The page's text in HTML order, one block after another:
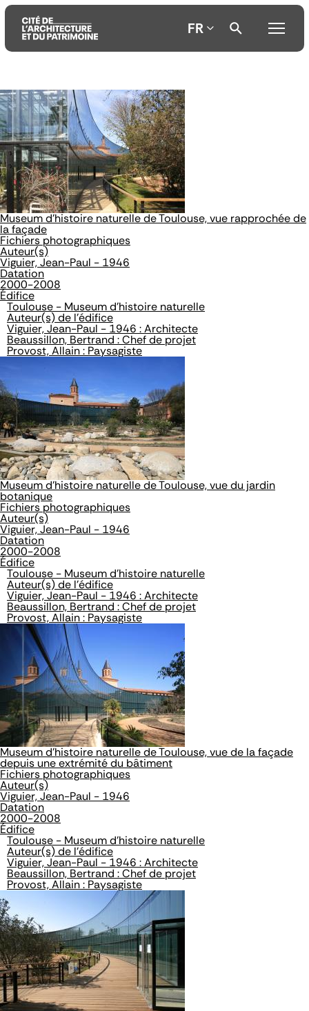
Aller
au
contenu
principal
Aller
au
menu
principal
Aller
à
la
recherche
FR
Museum d'histoire naturelle de Toulouse, vue rapprochée de
la façade
Fichiers photographiques
Auteur(s)
Viguier, Jean-Paul - 1946
Datation
2000-2008
Édifice
Toulouse - Museum d'histoire naturelle
Auteur(s) de l'édifice
Viguier, Jean-Paul - 1946 : Architecte
Beaussillon, Bertrand : Chef de projet
Provost, Allain : Paysagiste
Museum d'histoire naturelle de Toulouse, vue du jardin
botanique
Fichiers photographiques
Auteur(s)
Viguier, Jean-Paul - 1946
Datation
2000-2008
Édifice
Toulouse - Museum d'histoire naturelle
Auteur(s) de l'édifice
Viguier, Jean-Paul - 1946 : Architecte
Beaussillon, Bertrand : Chef de projet
Provost, Allain : Paysagiste
Museum d'histoire naturelle de Toulouse, vue de la façade
depuis une extrémité du bâtiment
Fichiers photographiques
Auteur(s)
Viguier, Jean-Paul - 1946
Datation
2000-2008
Édifice
Toulouse - Museum d'histoire naturelle
Auteur(s) de l'édifice
Viguier, Jean-Paul - 1946 : Architecte
Beaussillon, Bertrand : Chef de projet
Provost, Allain : Paysagiste